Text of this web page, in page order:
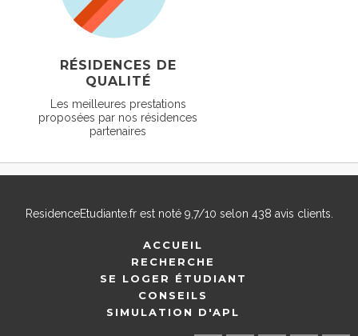
RÉSIDENCES DE
QUALITÉ
Les meilleures prestations
proposées par nos résidences
partenaires
ResidenceEtudiante.frest noté 9,7/10 selon 438 avis clients.
ACCUEIL
RECHERCHE
SE LOGER ÉTUDIANT
CONSEILS
SIMULATION D'APL